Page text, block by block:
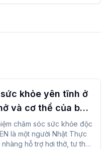
khỏe yên tĩnh ở
và cơ thể của bạn
chăm sóc sức khỏe độc
là một người Nhật Thực
hỗ trợ hơi thở, tư thế